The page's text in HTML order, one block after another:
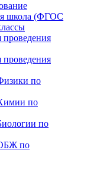
школа (ФГОС
проведения
проведения
по
по
по
ОБЖ по